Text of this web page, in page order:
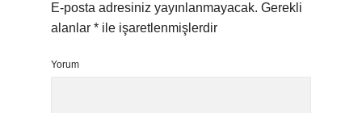
E-posta adresiniz yayınlanmayacak. Gerekli
alanlar * ile işaretlenmişlerdir
Yorum